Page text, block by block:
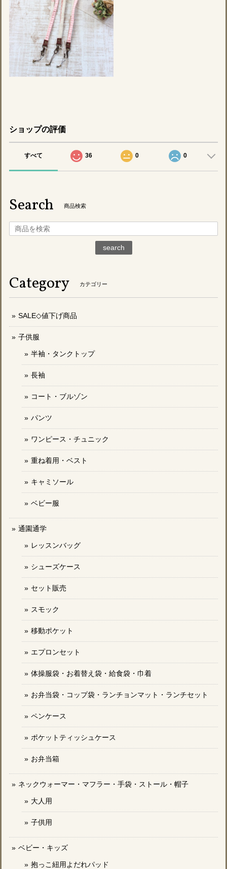
ショップの評価
すべて 36 0 0
Search 商品検索
search
Category カテゴリー
SALE◇値下げ商品
子供服
半袖・タンクトップ
長袖
コート・ブルゾン
パンツ
ワンピース・チュニック
重ね着用・ベスト
キャミソール
ベビー服
通園通学
レッスンバッグ
シューズケース
セット販売
スモック
移動ポケット
エプロンセット
体操服袋・お着替え袋・給食袋・巾着
お弁当袋・コップ袋・ランチョンマット・ランチセット
ペンケース
ポケットティッシュケース
お弁当箱
ネックウォーマー・マフラー・手袋・ストール・帽子
大人用
子供用
ベビー・キッズ
抱っこ紐用よだれパッド